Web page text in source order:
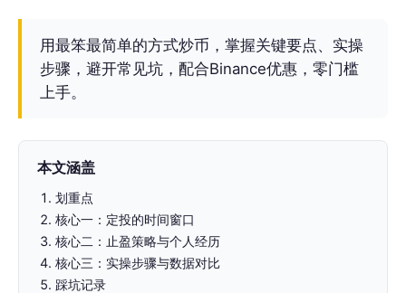
用最笨最简单的方式炒币，掌握关键要点、实操
步骤，避开常见坑，配合Binance优惠，零门槛
上手。
本文涵盖
划重点
核心一：定投的时间窗口
核心二：止盈策略与个人经历
核心三：实操步骤与数据对比
踩坑记录